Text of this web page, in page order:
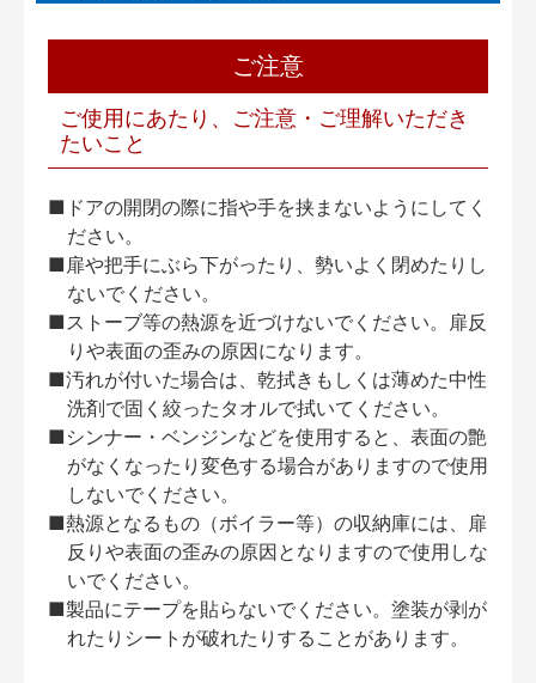
ご注意
ご使用にあたり、ご注意・ご理解いただき
たいこと
■ドアの開閉の際に指や手を挟まないようにしてく
ださい。
■扉や把手にぶら下がったり、勢いよく閉めたりし
ないでください。
■ストーブ等の熱源を近づけないでください。扉反
りや表面の歪みの原因になります。
■汚れが付いた場合は、乾拭きもしくは薄めた中性
洗剤で固く絞ったタオルで拭いてください。
■シンナー・ベンジンなどを使用すると、表面の艶
がなくなったり変色する場合がありますので使用
しないでください。
■熱源となるもの（ボイラー等）の収納庫には、扉
反りや表面の歪みの原因となりますので使用しな
いでください。
■製品にテープを貼らないでください。塗装が剥が
れたりシートが破れたりすることがあります。